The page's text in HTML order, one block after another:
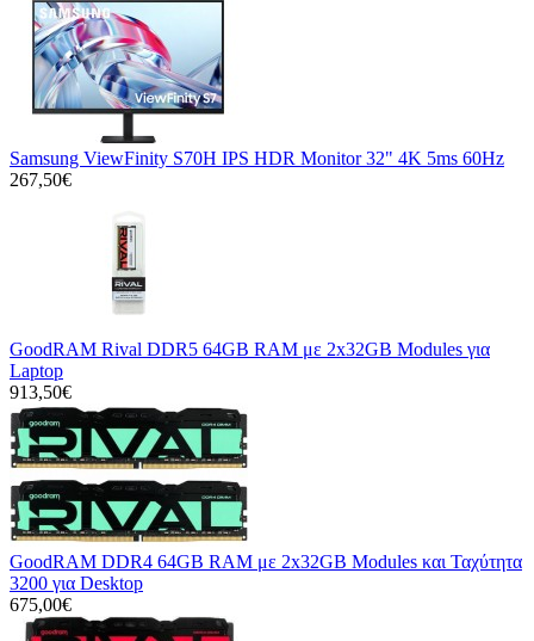
Samsung ViewFinity S70H IPS HDR Monitor 32" 4K 5ms 60Hz
267,50€
GoodRAM Rival DDR5 64GB RAM με 2x32GB Modules για
Laptop
913,50€
GoodRAM DDR4 64GB RAM με 2x32GB Modules και Ταχύτητα
3200 για Desktop
675,00€